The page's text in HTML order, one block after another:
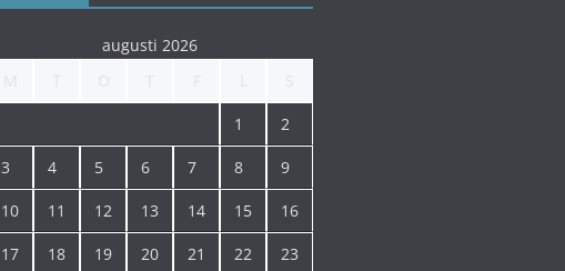
augusti 2026
1 2
3 4 5 6 7 8 9
10 11 12 13 14 15 16
17 18 19 20 21 22 23